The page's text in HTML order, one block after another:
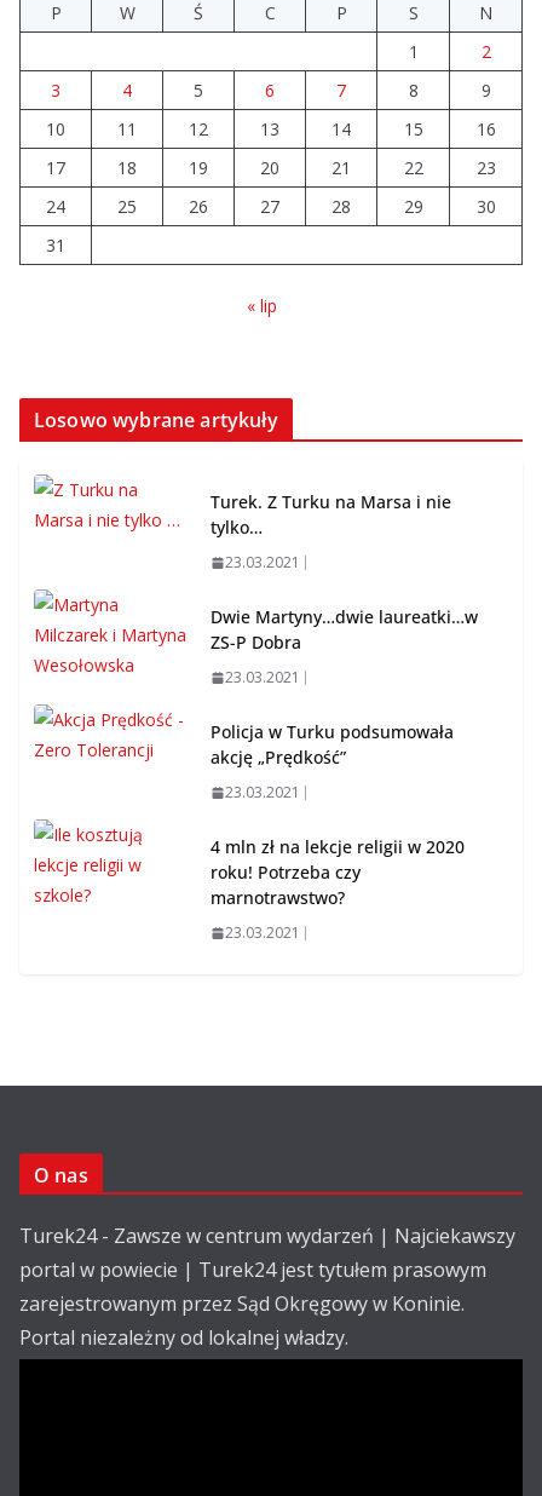
Prawie 20 tys. zł dla dyrektora
szpitala. Podwyżka mimo
finansowych problemów
04.08.2026
Brylant dla Turku? 255. miejsce
trudno uznać za sukces
P
W Ś C P S
N
1
2
3
4 5 6 7 8
9
10
11 12 13 14 15
16
17
18 19 20 21 22
23
24
25 26 27 28 29
30
31
« lip
Losowo wybrane artykuły
Turek. Z Turku na Marsa i nie
tylko…
23.03.2021
Dwie Martyny…dwie laureatki…w
ZS-P Dobra
23.03.2021
Policja w Turku podsumowała
akcję „Prędkość”
23.03.2021
4 mln zł na lekcje religii w 2020
roku! Potrzeba czy
marnotrawstwo?
23.03.2021
O nas
Turek24 - Zawsze w centrum wydarzeń | Najciekawszy
portal w powiecie | Turek24 jest tytułem prasowym
zarejestrowanym przez Sąd Okręgowy w Koninie.
Portal niezależny od lokalnej władzy.